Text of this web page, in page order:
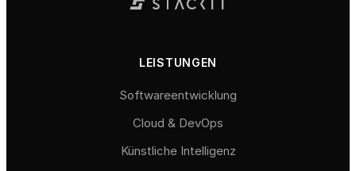
LEISTUNGEN
Softwareentwicklung
Cloud & DevOps
Künstliche Intelligenz